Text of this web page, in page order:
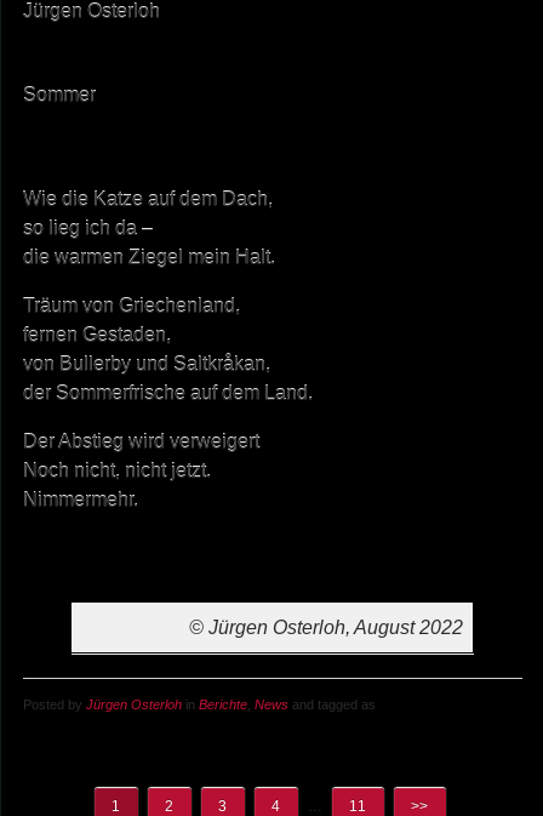
Jürgen Osterloh
Sommer
Wie die Katze auf dem Dach,
so lieg ich da –
die warmen Ziegel mein Halt.
Träum von Griechenland,
fernen Gestaden,
von Bullerby und Saltkråkan,
der Sommerfrische auf dem Land.
Der Abstieg wird verweigert
Noch nicht, nicht jetzt.
Nimmermehr.
© Jürgen Osterloh, August 2022
Posted by Jürgen Osterloh in Berichte News and tagged as
1 2 3 4 … 11 >>